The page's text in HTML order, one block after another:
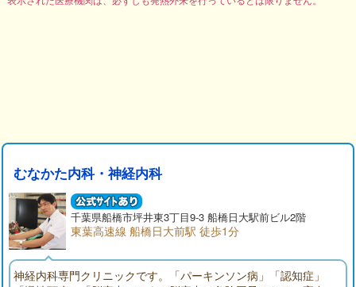
むなかた内科・神経内科
千葉県船橋市坪井東3丁目9-3 船橋日大駅前ビル2階
東葉高速線 船橋日大前駅 徒歩1分
神経内科専門クリニックです。「パーキンソン病」「認知症」